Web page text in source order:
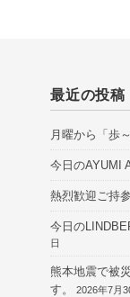
最近の投稿
月曜から「歩
今日のAYUMI
熱烈歓迎ご持
今日の
日
熊本地震で被
す。
2026年7月